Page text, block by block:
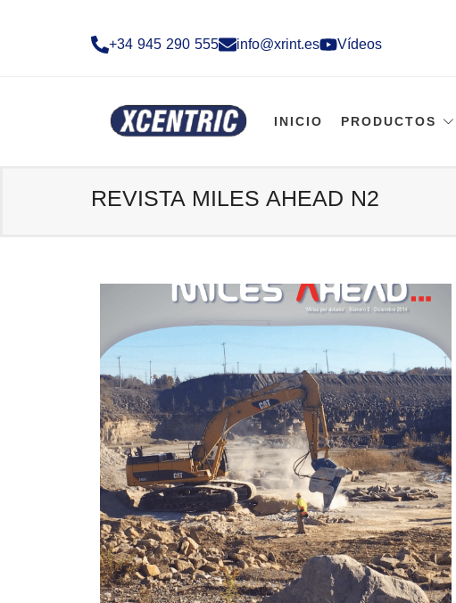
+34 945 290 555​ info@xrint.es Vídeos
INICIO PRODUCTOS
REVISTA MILES AHEAD N2